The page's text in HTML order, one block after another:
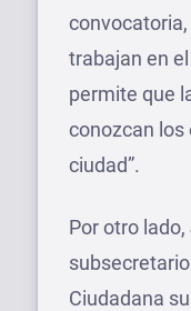
trabajan en
permite que
conozcan
ciudad”.
Por otro
Ciudadana